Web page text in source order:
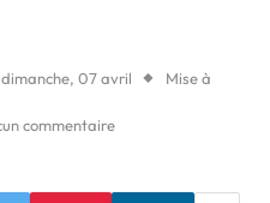
dimanche, 07 avril Mise à
commentaire